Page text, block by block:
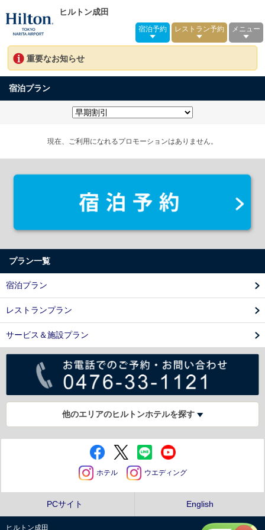
ヒルトン成田
宿泊予約 レストラン予約 メニュー
重要なお知らせ
宿泊プラン
現在、ご利用になれるプロモーションはありません。
プラン一覧
宿泊プラン
レストランプラン
サービス＆施設プラン
他のエリアのヒルトンホテルを探す
ホテル ウエディング
PCサイト English
ヒルトン成田